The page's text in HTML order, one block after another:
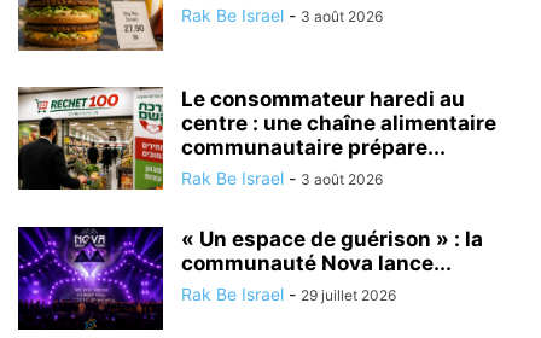
Rak Be Israel - 3 août 2026
Le consommateur haredi au
centre : une chaîne alimentaire
communautaire prépare...
Rak Be Israel - 3 août 2026
« Un espace de guérison » : la
communauté Nova lance...
Rak Be Israel - 29 juillet 2026